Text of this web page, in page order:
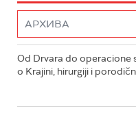
Od Drvara do operacione
o Krajini, hirurgiji i